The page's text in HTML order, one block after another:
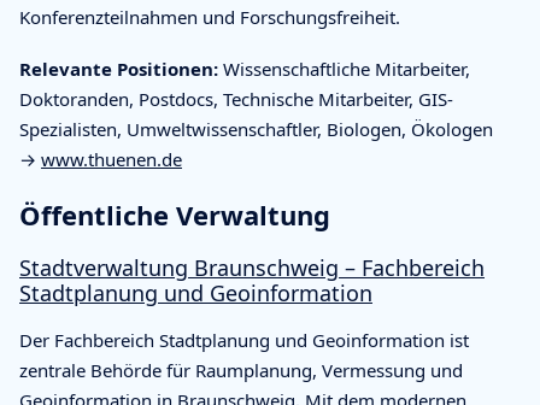
Konferenzteilnahmen und Forschungsfreiheit.
Relevante Positionen: Wissenschaftliche Mitarbeiter,
Doktoranden, Postdocs, Technische Mitarbeiter, GIS-
Spezialisten, Umweltwissenschaftler, Biologen, Ökologen
→ www.thuenen.de
Öffentliche Verwaltung
Stadtverwaltung Braunschweig – Fachbereich
Stadtplanung und Geoinformation
Der Fachbereich Stadtplanung und Geoinformation ist
zentrale Behörde für Raumplanung, Vermessung und
Geoinformation in Braunschweig. Mit dem modernen